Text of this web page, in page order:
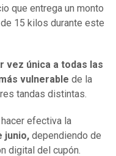
que entrega un monto
15 kilos durante este
vez única a todas las
vulnerable de la
tandas distintas.
efectiva la
junio, dependiendo de
digital del cupón.